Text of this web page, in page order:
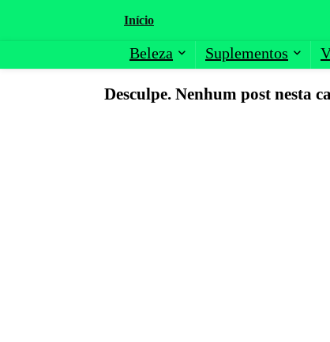
Início
Beleza Suplementos
Desculpe. Nenhum post nesta